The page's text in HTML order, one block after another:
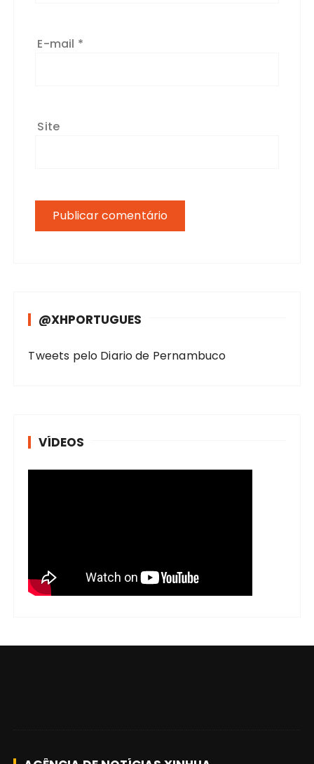
E-mail *
Site
@XHPORTUGUES
Tweets pelo Diario de Pernambuco
VÍDEOS